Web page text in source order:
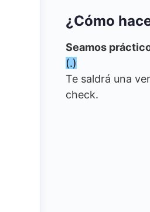
¿Cómo
Seamos
(.)
Te saldrá una
check.